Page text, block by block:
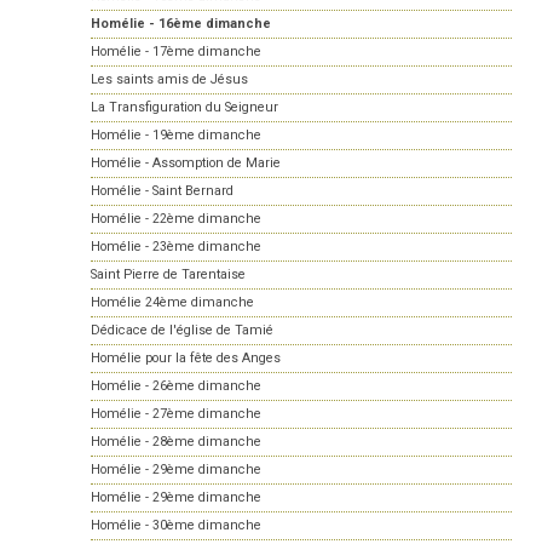
Homélie - 16ème dimanche
Homélie - 17ème dimanche
Les saints amis de Jésus
La Transfiguration du Seigneur
Homélie - 19ème dimanche
Homélie - Assomption de Marie
Homélie - Saint Bernard
Homélie - 22ème dimanche
Homélie - 23ème dimanche
Saint Pierre de Tarentaise
Homélie 24ème dimanche
Dédicace de l'église de Tamié
Homélie pour la fête des Anges
Homélie - 26ème dimanche
Homélie - 27ème dimanche
Homélie - 28ème dimanche
Homélie - 29ème dimanche
Homélie - 29ème dimanche
Homélie - 30ème dimanche